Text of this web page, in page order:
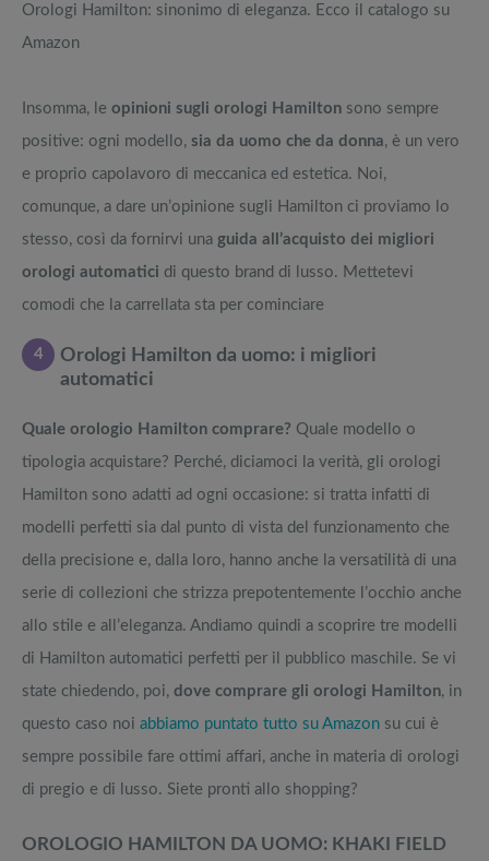
Orologi Hamilton: sinonimo di eleganza. Ecco il catalogo su
Amazon
Insomma, le opinioni sugli orologi Hamilton sono sempre
positive: ogni modello, sia da uomo che da donna, è un vero
e proprio capolavoro di meccanica ed estetica. Noi,
comunque, a dare un’opinione sugli Hamilton ci proviamo lo
stesso, così da fornirvi una guida all’acquisto dei migliori
orologi automatici di questo brand di lusso. Mettetevi
comodi che la carrellata sta per cominciare
4
Orologi Hamilton da uomo: i migliori
automatici
Quale orologio Hamilton comprare? Quale modello o
tipologia acquistare? Perché, diciamoci la verità, gli orologi
Hamilton sono adatti ad ogni occasione: si tratta infatti di
modelli perfetti sia dal punto di vista del funzionamento che
della precisione e, dalla loro, hanno anche la versatilità di una
serie di collezioni che strizza prepotentemente l’occhio anche
allo stile e all’eleganza. Andiamo quindi a scoprire tre modelli
di Hamilton automatici perfetti per il pubblico maschile. Se vi
state chiedendo, poi, dove comprare gli orologi Hamilton, in
questo caso noi abbiamo puntato tutto su Amazon su cui è
sempre possibile fare ottimi affari, anche in materia di orologi
di pregio e di lusso. Siete pronti allo shopping?
OROLOGIO HAMILTON DA UOMO: KHAKI FIELD